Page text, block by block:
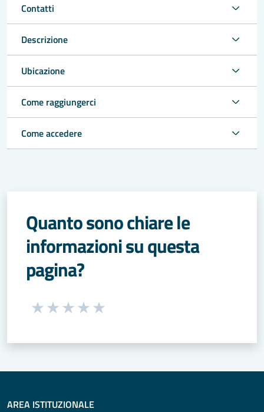
Contatti
Descrizione
Ubicazione
Come raggiungerci
Come accedere
Quanto sono chiare le
informazioni su questa
pagina?
Seleziona una valutazione da 1 a 5 stelle
AREA ISTITUZIONALE